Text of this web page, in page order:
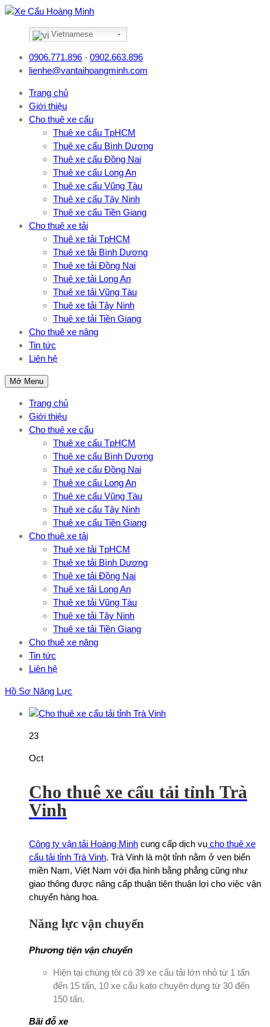
Vietnamese
0906.771.896 - 0902.663.896
lienhe@vantaihoangminh.com
Trang chủ
Giới thiệu
Cho thuê xe cẩu
Thuê xe cẩu TpHCM
Thuê xe cẩu Bình Dương
Thuê xe cẩu Đồng Nai
Thuê xe cẩu Long An
Thuê xe cẩu Vũng Tàu
Thuê xe cẩu Tây Ninh
Thuê xe cẩu Tiền Giang
Cho thuê xe tải
Thuê xe tải TpHCM
Thuê xe tải Bình Dương
Thuê xe tải Đồng Nai
Thuê xe tải Long An
Thuê xe tải Vũng Tàu
Thuê xe tải Tây Ninh
Thuê xe tải Tiền Giang
Cho thuê xe nâng
Tin tức
Liên hệ
Mở Menu
Trang chủ
Giới thiệu
Cho thuê xe cẩu
Thuê xe cẩu TpHCM
Thuê xe cẩu Bình Dương
Thuê xe cẩu Đồng Nai
Thuê xe cẩu Long An
Thuê xe cẩu Vũng Tàu
Thuê xe cẩu Tây Ninh
Thuê xe cẩu Tiền Giang
Cho thuê xe tải
Thuê xe tải TpHCM
Thuê xe tải Bình Dương
Thuê xe tải Đồng Nai
Thuê xe tải Long An
Thuê xe tải Vũng Tàu
Thuê xe tải Tây Ninh
Thuê xe tải Tiền Giang
Cho thuê xe nâng
Tin tức
Liên hệ
Hồ Sơ Năng Lực
23
Oct
Cho thuê xe cẩu tải tỉnh Trà
Vinh
Công ty vận tải Hoàng Minh cung cấp dịch vụ cho thuê xe
cẩu tải tỉnh Trà Vinh. Trà Vinh là một tỉnh nằm ở ven biển
miền Nam, Việt Nam với địa hình bằng phẳng cũng như
giao thông được nâng cấp thuận tiện thuận lợi cho việc vận
chuyển hàng hoa.
Năng lực vận chuyển
Phương tiện vận chuyển
Hiện tại chúng tôi có 39 xe cẩu tải lớn nhỏ từ 1 tấn
đến 15 tấn, 10 xe cẩu kato chuyên dụng từ 30 đến
150 tấn.
Bãi đỗ xe